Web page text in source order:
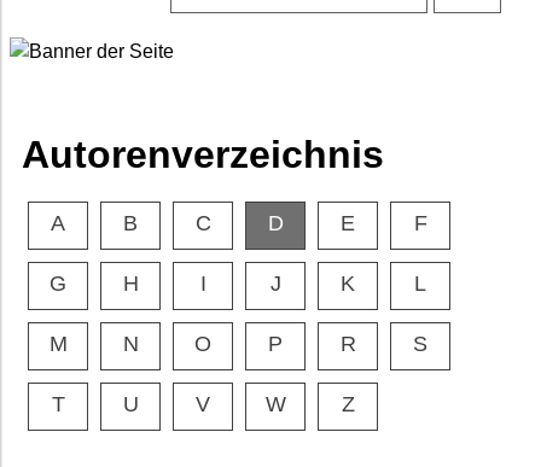
Autorenverzeichnis
Datenschutz
Impressum
Autorenverzeichnis
A B C D E F
G H I J K L
M N O P R S
T U V W Z